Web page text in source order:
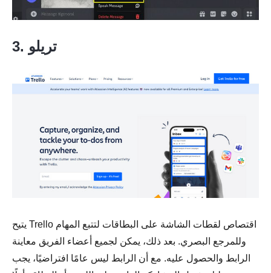
3. تريلو
يتيح Trello اقتصاص لقطات الشاشة على البطاقات لتتبع المهام
وللمرجع البصري. بعد ذلك، يمكن لجميع أعضاء الفريق معاينة
الرابط والحصول عليه. مع أن الرابط ليس عامًا افتراضيًا، يجب